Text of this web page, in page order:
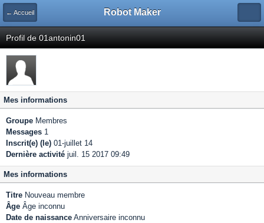
← Accueil Robot Maker
Profil de 01antonin01
Mes informations
Groupe Membres
Messages 1
Inscrit(e) (le) 01-juillet 14
Dernière activité juil. 15 2017 09:49
Mes informations
Titre Nouveau membre
Âge Âge inconnu
Date de naissance Anniversaire inconnu